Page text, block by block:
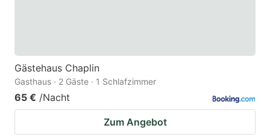
Gästehaus Chaplin
Gasthaus · 2 Gäste · 1 Schlafzimmer
65 € /Nacht
Zum Angebot